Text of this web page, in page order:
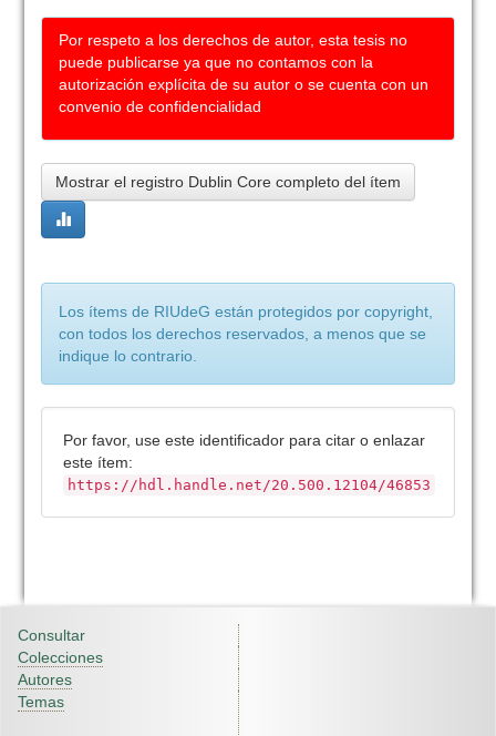
Por respeto a los derechos de autor, esta tesis no
puede publicarse ya que no contamos con la
autorización explícita de su autor o se cuenta con un
convenio de confidencialidad
Mostrar el registro Dublin Core completo del ítem
Los ítems de RIUdeG están protegidos por copyright,
con todos los derechos reservados, a menos que se
indique lo contrario.
Por favor, use este identificador para citar o enlazar
este ítem:
https://hdl.handle.net/20.500.12104/46853
Consultar
Colecciones
Autores
Temas